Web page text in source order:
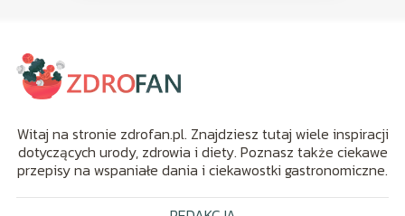
Witaj na stronie zdrofan.pl. Znajdziesz tutaj wiele inspiracji
dotyczących urody, zdrowia i diety. Poznasz także ciekawe
przepisy na wspaniałe dania i ciekawostki gastronomiczne.